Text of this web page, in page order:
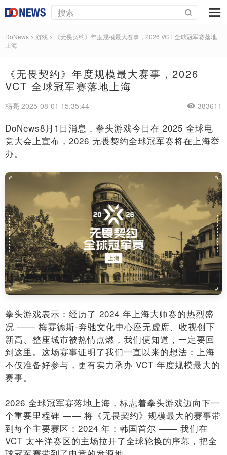
DoNews > 游戏 >
《无畏契约》年度规模最大赛事，2026 VCT 全球冠军赛落地
上海
《无畏契约》年度规模最大赛事，2026
VCT 全球冠军赛落地上海
杨亮 2025-08-01 15:35:44 383611
DoNews8月1日消息，拳头游戏今日在 2025 全球电
竞大会上宣布，2026 无畏契约全球冠军赛将在上海举
办。
拳头游戏表示：经历了 2024 年上海大师赛的热烈盛
况 —— 梅赛德斯-奔驰文化中心座无虚席、收视创下
新高、整座城市被热情点燃，我们便知道，一定要回
到这里。这场赛事证明了我们一直以来的想法：上海
不仅准备好参与，更有实力承办 VCT 年度规模最大的
赛事。
2026 全球冠军赛落地上海，标志着拳头游戏迈向下一
个重要里程碑 —— 将《无畏契约》规模最大的赛事带
到每个主要赛区：2024 年：韩国首尔 —— 我们在
VCT 太平洋赛区的主场拉开了全球轮换的序幕，把全